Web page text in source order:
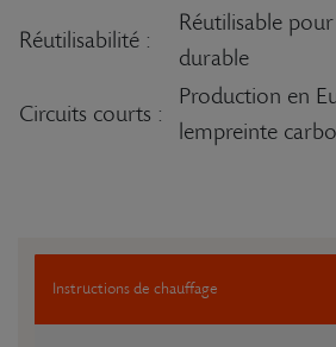
Réutilisabilité :
Réutilisable
durable
Circuits courts :
Production en
lempreinte
Instructions de chauffage